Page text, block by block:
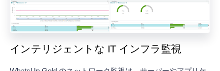
インテリジェントな IT インフラ監視